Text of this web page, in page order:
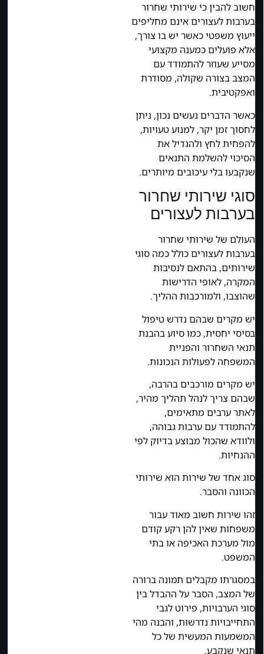
חשוב להבין כי שירותי שחרור
בערבות לעצורים אינם מחליפים
ייעוץ משפטי כאשר יש בו צורך,
אלא פועלים כמענה מקצועי
מסייע שעוזר להתמודד עם
המצב בצורה שקולה, מסודרת
ואפקטיבית.
כאשר הדברים נעשים נכון, ניתן
לחסוך זמן יקר, למנוע טעויות,
להפחית לחץ ולהגדיל את
הסיכוי להשלמת התנאים
שנקבעו בלי עיכובים מיותרים.
סוגי שירותי שחרור
בערבות לעצורים
העולם של שירותי שחרור
בערבות לעצורים כולל כמה סוגי
שירותים, בהתאם לנסיבות
המקרה, לאופי הדרישות
שהוצבו, ולמורכבות ההליך.
יש מקרים שבהם נדרש טיפול
בסיסי יחסית, כמו סיוע בהבנת
תנאי השחרור והפניית
המשפחה לפעולות הנכונות.
יש מקרים מורכבים בהרבה,
שבהם צריך לנהל תהליך מהיר,
לאתר ערבים מתאימים,
להתמודד עם ערבות גבוהה,
ולוודא שהכול מבוצע בדיוק לפי
ההנחיות.
סוג אחד של שירות הוא שירותי
הכוונה והסבר.
זהו שירות חשוב מאוד עבור
משפחות שאין להן רקע קודם
מול מערכת האכיפה או בתי
המשפט.
במסגרתו מקבלים תמונה ברורה
של המצב, הסבר על ההבדל בין
סוגי הערבויות, פירוט לגבי
התחייבויות נדרשות, והבנה מהי
המשמעות המעשית של כל
תנאי שנקבע.